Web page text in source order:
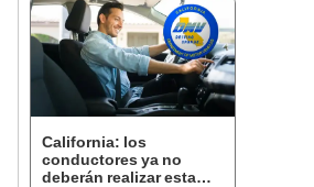
California: los
conductores ya no
deberán realizar esta